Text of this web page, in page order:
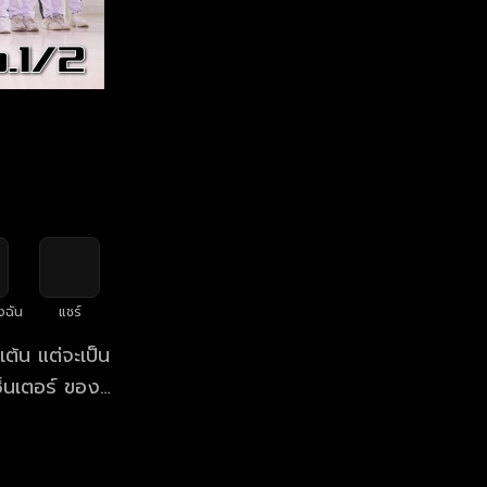
ฉัน แชร์
น แต่จะเป็น
เตอร์ ของ